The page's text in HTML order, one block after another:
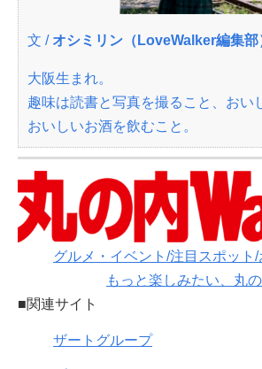
文 / オシミリン（LoveWalker編集部
大阪生まれ。
趣味は読書と写真を撮ること、おい
おいしいお酒を飲むこと。
グルメ・イベント/注目スポット/
もっと楽しみたい、丸の
■関連サイト
ザートグループ